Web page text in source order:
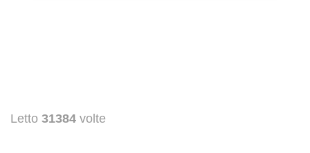
Letto 31384 volte